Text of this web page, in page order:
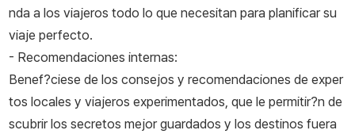
nda a los viajeros todo lo que necesitan para planificar su
viaje perfecto.
- Recomendaciones internas:
Benef?ciese de los consejos y recomendaciones de exper
tos locales y viajeros experimentados, que le permitir?n de
scubrir los secretos mejor guardados y los destinos fuera